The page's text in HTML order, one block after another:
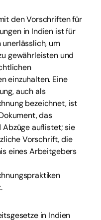
den Vorschriften für
in Indien ist für
unerlässlich, um
gewährleisten und
einzuhalten. Eine
auch als
bezeichnet, ist
das
Abzüge auflistet; sie
Vorschrift, die
eines Arbeitgebers
in Indien